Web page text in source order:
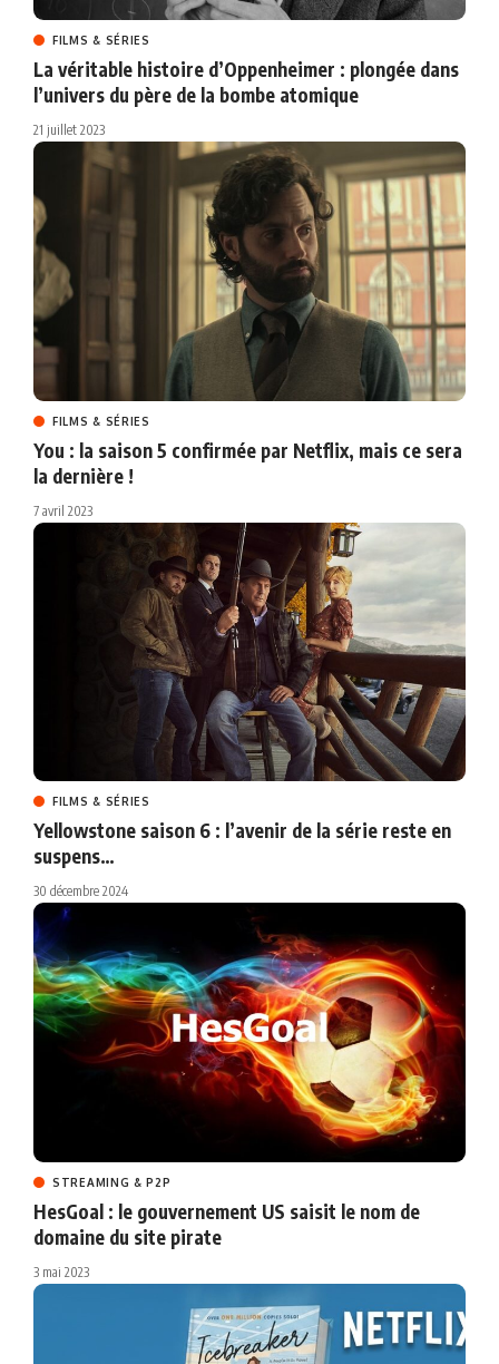
FILMS & SÉRIES
La véritable histoire d’Oppenheimer : plongée dans
l’univers du père de la bombe atomique
21 juillet 2023
FILMS & SÉRIES
You : la saison 5 confirmée par Netflix, mais ce sera
la dernière !
7 avril 2023
FILMS & SÉRIES
Yellowstone saison 6 : l’avenir de la série reste en
suspens…
30 décembre 2024
STREAMING & P2P
HesGoal : le gouvernement US saisit le nom de
domaine du site pirate
3 mai 2023